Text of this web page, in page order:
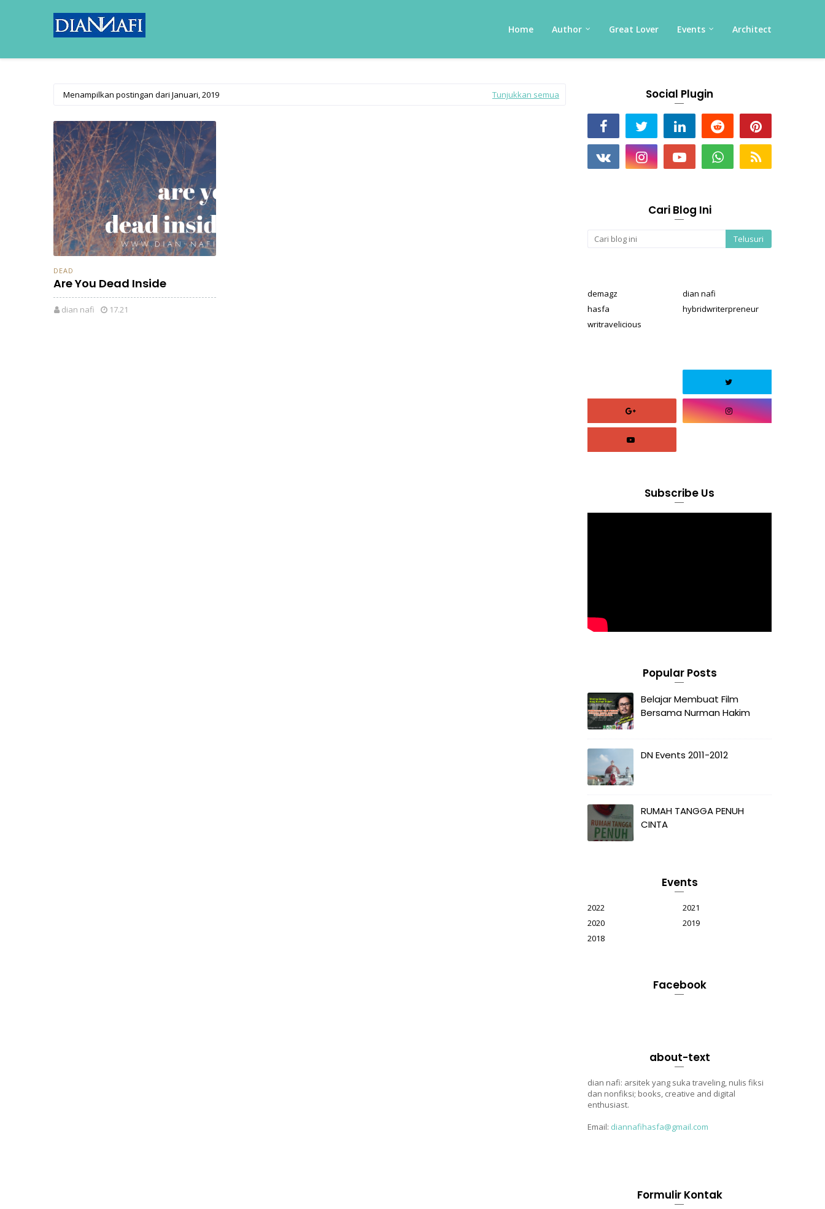
Home Author Great Lover Events Architect
Menampilkan postingan dari Januari, 2019 Tunjukkan semua
DEAD
Are You Dead Inside
dian nafi 17.21
Social Plugin
Cari Blog Ini
demagz
dian nafi
hasfa
hybridwriterpreneur
writravelicious
Subscribe Us
Popular Posts
Belajar Membuat Film
Bersama Nurman Hakim
DN Events 2011-2012
RUMAH TANGGA PENUH
CINTA
Events
2022
2021
2020
2019
2018
Facebook
about-text
dian nafi: arsitek yang suka traveling, nulis fiksi
dan nonfiksi; books, creative and digital
enthusiast.
Email: diannafihasfa@gmail.com
Formulir Kontak